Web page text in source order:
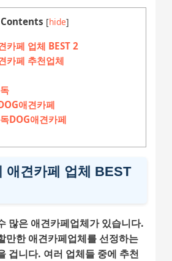
Contents [hide]
카페 업체 BEST 2
카페 추천업체
애견카페
DOG애견카페
애견카페 업체 BEST
많은 애견카페업체가 있습니다.
만한 애견카페업체를 선정하는
겁니다. 여러 업체들 중에 추천